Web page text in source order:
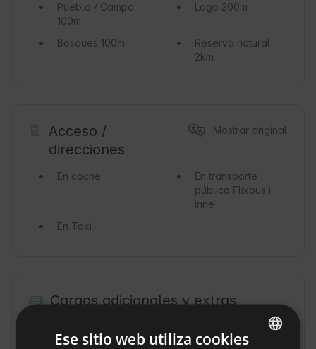
Pueblo / Campo
100m
Lago 200m
Bosques 100m
Reserva natural
2km
Acceso /
direcciones
Mostrar original
En coche
En transporte
público Flixbus i
inne
En Taxi
Cargos adicionales y extras
(50 PLN / tarifa
(200 PLN / tarifa
Ese sitio web utiliza cookies